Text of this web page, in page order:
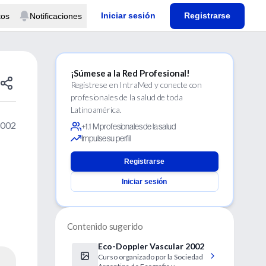
Notificaciones Iniciar sesión Registrarse
¡Súmese a la Red Profesional!
Regístrese en IntraMed y conecte con
profesionales de la salud de toda
Latinoamérica.
+1.1 M profesionales de la salud
Impulse su perfil
Registrarse
Iniciar sesión
Contenido sugerido
Eco-Doppler Vascular 2002
Curso organizado por la Sociedad